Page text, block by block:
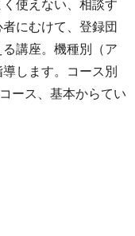
使えない、相談す
にむけて、登録団
講座。機種別（ア
します。コース別
ース、基本からてい